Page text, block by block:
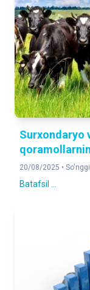
Surxondaryo
20/08/2025 •
Batafsil ...